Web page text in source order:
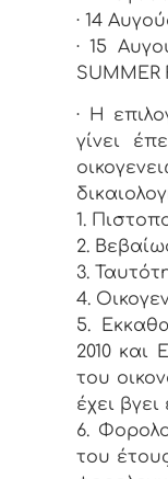
· 14
· 15
SUMMER
· Η
γίνει
1.
2.
3.
4.
5.
2010 και
του
έχει
6.
του